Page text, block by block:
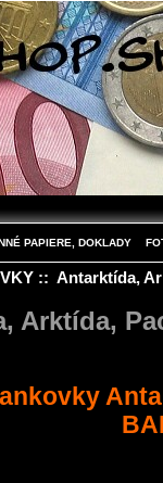
PAPIERE, DOKLADY
:: Antarktída,
Arktída,